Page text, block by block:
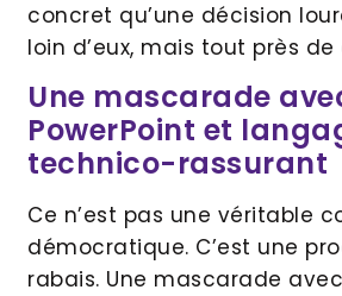
concret qu’une décision
loin d’eux, mais tout près de
Une mascarade
PowerPoint et
technico-rassurant
Ce n’est pas une véritable
démocratique. C’est une
rabais. Une mascarade